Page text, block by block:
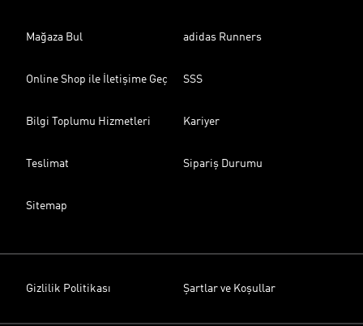
Mağaza Bul adidas Runners
Online Shop ile İletişime Geç SSS
Bilgi Toplumu Hizmetleri Kariyer
Teslimat Sipariş Durumu
Sitemap
Gizlilik Politikası Şartlar ve Koşullar